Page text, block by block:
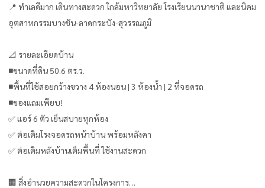
📍 ทำเลดีมาก เดินทางสะดวก ใกล้มหาวิทยาลัย โรงเรียนนานาชาติ และนิคม
อุตสาหกรรมบางชัน-ลาดกระบัง-สุวรรณภูมิ
📐 รายละเอียดบ้าน
■ขนาดที่ดิน 50.6 ตร.ว.
■พื้นที่ใช้สอยกว้างขวาง 4 ห้องนอน | 3 ห้องน้ำ | 2 ที่จอดรถ
■ของแถมเพียบ!
✅ แอร์ 6 ตัว เย็นสบายทุกห้อง
✅ ต่อเติมโรงจอดรถหน้าบ้าน พร้อมหลังคา
✅ ต่อเติมหลังบ้านเต็มพื้นที่ ใช้งานสะดวก
🏢 สิ่งอำนวยความสะดวกในโครงการ